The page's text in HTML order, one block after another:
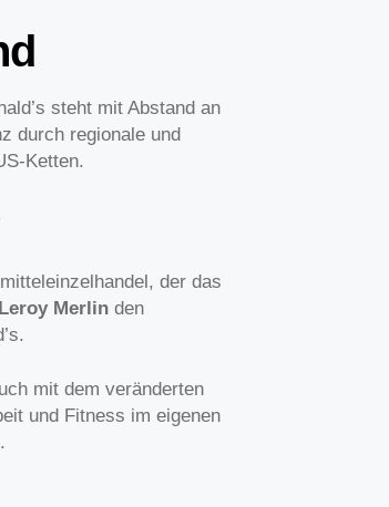
steht mit Abstand an
durch regionale und
Ketten.
der das
Leroy Merlin den
mit dem veränderten
und Fitness im eigenen